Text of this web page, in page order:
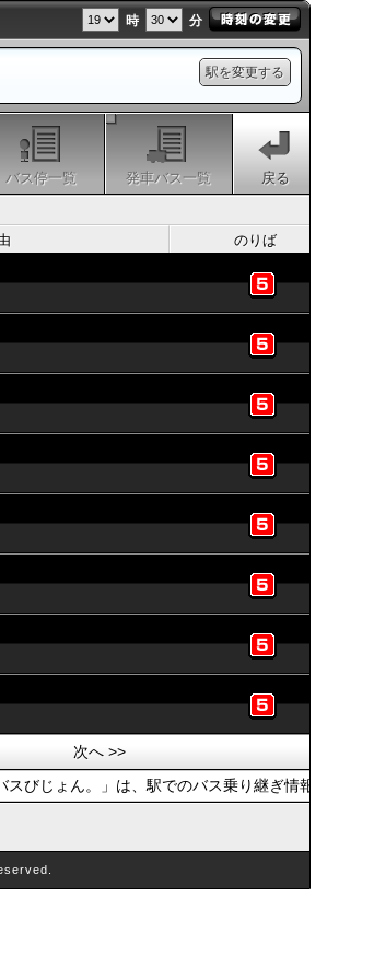
時 分
駅を変更する
バス停一覧 発車バス一覧 戻る
のりば
次へ >>
びじょん。」は、駅でのバス乗り継ぎ情報を提供